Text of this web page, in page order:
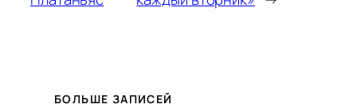
БОЛЬШЕ ЗАПИСЕЙ